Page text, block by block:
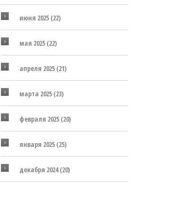
июня 2025 (22)
мая 2025 (22)
апреля 2025 (21)
марта 2025 (23)
февраля 2025 (20)
января 2025 (25)
декабря 2024(20)